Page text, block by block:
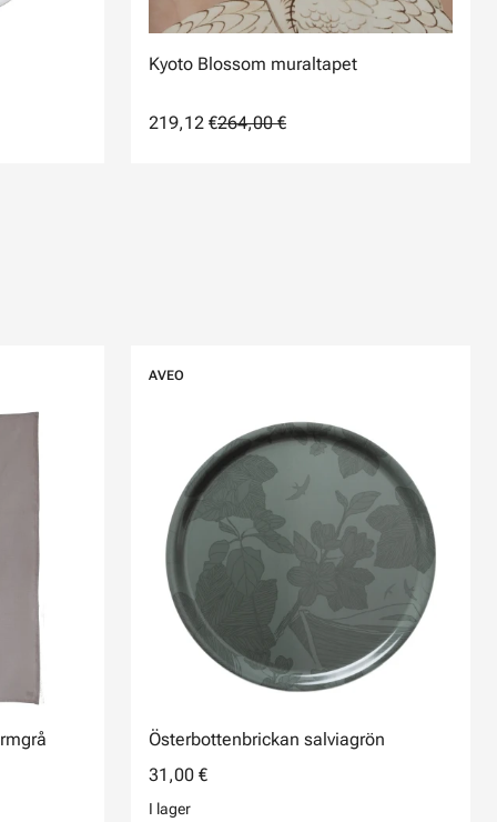
Kyoto Blossom muraltapet
219,12 €264,00 €
AVEO
Österbottenbrickan salviagrön
31,00 €
I lager